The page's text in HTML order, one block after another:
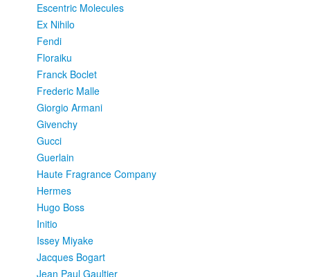
Escentric Molecules
Ex Nihilo
Fendi
Floraiku
Franck Boclet
Frederic Malle
Giorgio Armani
Givenchy
Gucci
Guerlain
Haute Fragrance Company
Hermes
Hugo Boss
Initio
Issey Miyake
Jacques Bogart
Jean Paul Gaultier